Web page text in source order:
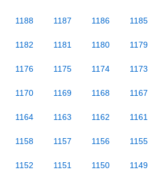
1188 1187 1186 1185
1182 1181 1180 1179
1176 1175 1174 1173
1170 1169 1168 1167
1164 1163 1162 1161
1158 1157 1156 1155
1152 1151 1150 1149